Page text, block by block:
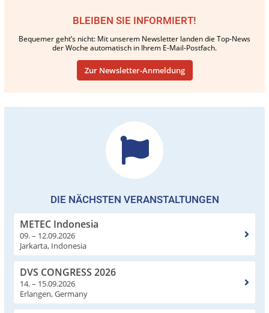
BLEIBEN SIE INFORMIERT!
Bequemer geht’s nicht: Mit unserem Newsletter landen die Top-News
der Woche automatisch in Ihrem E-Mail-Postfach.
Zur Newsletter-Anmeldung
DIE NÄCHSTEN VERANSTALTUNGEN
METEC Indonesia
09. – 12.09.2026
Jarkarta, Indonesia
DVS CONGRESS 2026
14. – 15.09.2026
Erlangen, Germany